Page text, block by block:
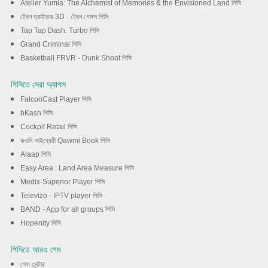
Atelier Yumia: The Alchemist of Memories & the Envisioned Land পিসি
ট্রেন ড্রাইভার 3D - ট্রেন গেমস পিসি
Tap Tap Dash: Turbo পিসি
Grand Criminal পিসি
Basketball FRVR - Dunk Shoot পিসি
পিসিতে সেরা অ্যাপস
FalconCast Player পিসি
bKash পিসি
Cockpit Retail পিসি
কওমি লাইব্রেরী Qawmi Book পিসি
Alaap পিসি
Easy Area : Land Area Measure পিসি
Medix-Superior Player পিসি
Televizo - IPTV player পিসি
BAND - App for all groups পিসি
Hopenity পিসি
পিসিতে আরও গেম
গেম সেন্টার